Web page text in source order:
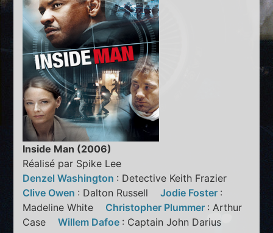
Inside Man (2006)
Réalisé par Spike Lee
Denzel Washington : Detective Keith Frazier
Clive Owen : Dalton RussellJodie Foster :
Madeline White Christopher Plummer : Arthur
CaseWillem Dafoe : Captain John Darius